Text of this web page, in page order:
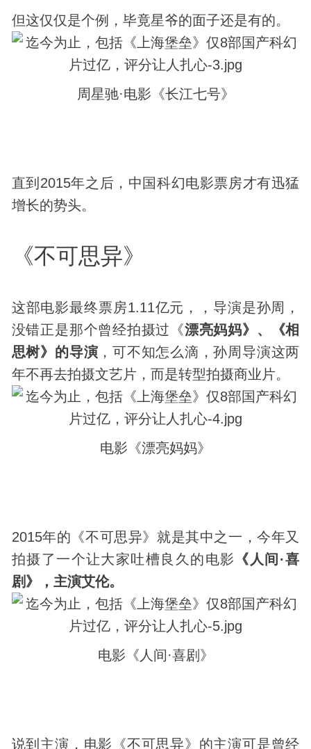
但这仅仅是个例，毕竟星爷的面子还是有的。
周星驰·电影《长江七号》
直到2015年之后，中国科幻电影票房才有迅猛
增长的势头。
《不可思异》
这部电影最终票房1.11亿元，，导演是孙周，
没错正是那个曾经拍摄过《漂亮妈妈》、《相
思树》的导演 ，可不知怎么滴，孙周导演这两
年不再去拍摄文艺片，而是转型拍摄商业片。
电影《漂亮妈妈》
2015年的《不可思异》就是其中之一，今年又
拍摄了一个让大家吐槽良久的电影 《人间·喜
剧》，主演艾伦。
电影《人间·喜剧》
说到主演，电影《不可思异》的主演可是曾经